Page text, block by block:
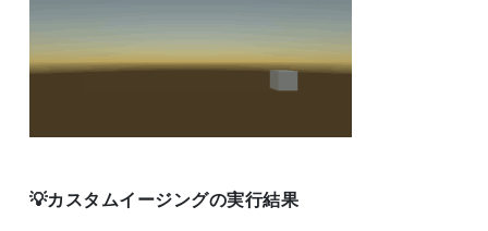
カスタムイージングの実行結果